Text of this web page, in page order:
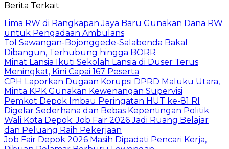
Berita Terkait
Lima RW di Rangkapan Jaya Baru Gunakan Dana RW
untuk Pengadaan Ambulans
Tol Sawangan-Bojonggede-Salabenda Bakal
Dibangun, Terhubung hingga BORR
Minat Lansia Ikuti Sekolah Lansia di Duser Terus
Meningkat, Kini Capai 167 Peserta
CPH Laporkan Dugaan Korupsi DPRD Maluku Utara,
Minta KPK Gunakan Kewenangan Supervisi
Pemkot Depok Imbau Peringatan HUT ke-81 RI
Digelar Sederhana dan Bebas Kepentingan Politik
Wali Kota Depok: Job Fair 2026 Jadi Ruang Belajar
dan Peluang Raih Pekerjaan
Job Fair Depok 2026 Masih Dipadati Pencari Kerja,